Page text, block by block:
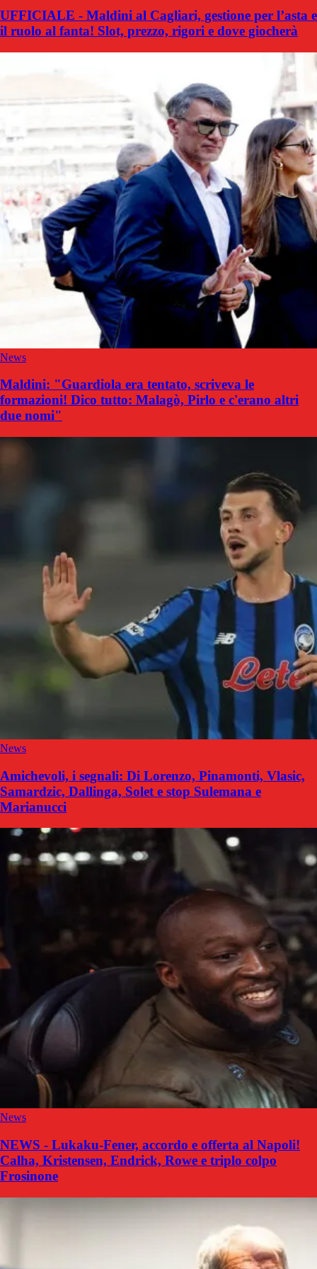
UFFICIALE - Maldini al Cagliari, gestione per l’asta e
il ruolo al fanta! Slot, prezzo, rigori e dove giocherà
News
Maldini: "Guardiola era tentato, scriveva le
formazioni! Dico tutto: Malagò, Pirlo e c'erano altri
due nomi"
News
Amichevoli, i segnali: Di Lorenzo, Pinamonti, Vlasic,
Samardzic, Dallinga, Solet e stop Sulemana e
Marianucci
News
NEWS - Lukaku-Fener, accordo e offerta al Napoli!
Calha, Kristensen, Endrick, Rowe e triplo colpo
Frosinone